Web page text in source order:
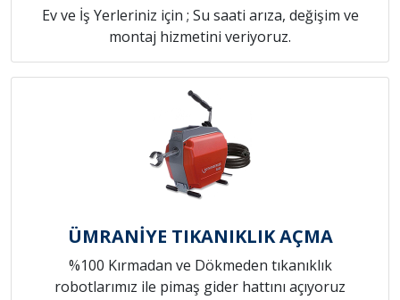
Ev ve İş Yerleriniz için ; Su saati arıza, değişim ve
montaj hizmetini veriyoruz.
ÜMRANİYE TIKANIKLIK AÇMA
%100 Kırmadan ve Dökmeden tıkanıklık
robotlarımız ile pimaş gider hattını açıyoruz